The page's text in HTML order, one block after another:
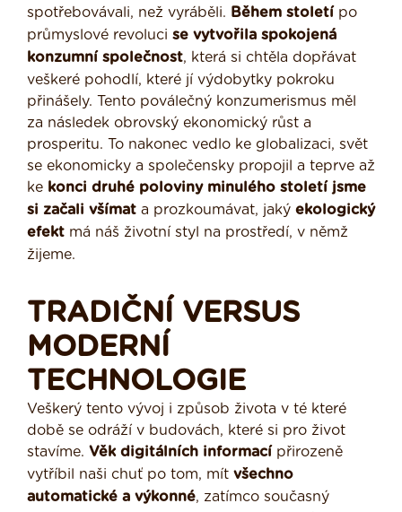
spotřebovávali, než vyráběli.
Během století po
průmyslové revoluci se vytvořila spokojená
konzumní společnost, která si chtěla dopřávat
veškeré pohodlí, které jí výdobytky pokroku
přinášely. Tento poválečný konzumerismus měl
za následek obrovský ekonomický růst a
prosperitu. To nakonec vedlo ke globalizaci, svět
se ekonomicky a společensky propojil a teprve až
ke konci druhé poloviny minulého století jsme
si začali všímat a prozkoumávat, jaký ekologický
efekt má náš životní styl na prostředí, v němž
žijeme.
TRADIČNÍ VERSUS
MODERNÍ
TECHNOLOGIE
Veškerý tento vývoj i způsob života v té které
době se odráží v budovách, které si pro život
stavíme. Věk digitálních informací přirozeně
vytříbil naši chuť po tom, mít všechno
automatické a výkonné, zatímco současný